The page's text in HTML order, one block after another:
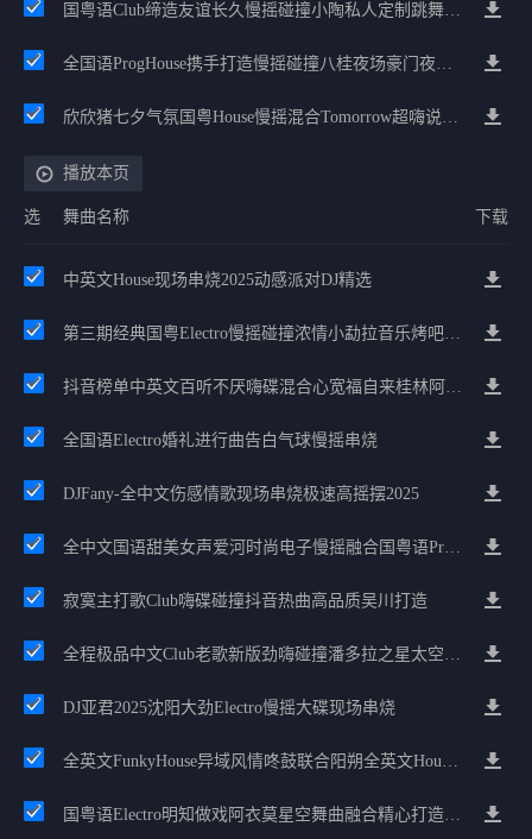
国粤语Club缔造友谊长久慢摇碰撞小陶私人定制跳舞大碟
全国语ProgHouse携手打造慢摇碰撞八桂夜场豪门夜宴气氛小串
欣欣猪七夕气氛国粤House慢摇混合Tomorrow超嗨说唱英文House气氛
播放本页
选 舞曲名称 下载
中英文House现场串烧2025动感派对DJ精选
第三期经典国粤Electro慢摇碰撞浓情小勐拉音乐烤吧Prog
抖音榜单中英文百听不厌嗨碟混合心宽福自来桂林阿铭祝福节奏
全国语Electro婚礼进行曲告白气球慢摇串烧
DJFany-全中文伤感情歌现场串烧极速高摇摆2025
全中文国语甜美女声爱河时尚电子慢摇融合国粤语ProgHouse音乐习惯失眠
寂寞主打歌Club嗨碟碰撞抖音热曲高品质吴川打造
全程极品中文Club老歌新版劲嗨碰撞潘多拉之星太空飘缈中文House
DJ亚君2025沈阳大劲Electro慢摇大碟现场串烧
全英文FunkyHouse异域风情咚鼓联合阳朔全英文House高档次慢嗨
国粤语Electro明知做戏阿衣莫星空舞曲融合精心打造不外传全修改私货中文嗨串